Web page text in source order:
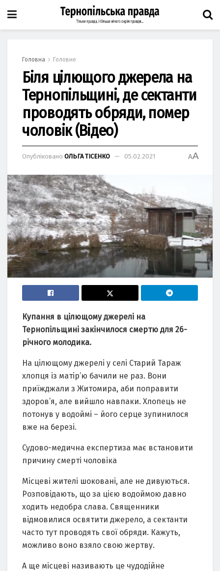
Головна Головне
Біля цілющого джерела на
Тернопільщині, де сектанти
проводять обряди, помер
чоловік (Відео)
Опубліковано ОЛЬГА ТІСЕНКО 05.02.2021 AA
Купання в цілющому джерелі на
Тернопільщині закінчилося смертю для 26-
річного молодика.
На цілющому джерелі у селі Старий Тараж
хлопця із матір’ю бачили не раз. Вони
приїжджали з Житомира, аби поправити
здоров’я, але вийшло навпаки. Хлопець не
потонув у водоймі – його серце зупинилося
вже на березі.
Судово-медична експертиза має встановити
причину смерті чоловіка
Місцеві жителі шоковані, але не дивуються.
Розповідають, що за цією водоймою давно
ходить недобра слава. Священники
відмовилися освятити джерело, а сектанти
часто тут проводять свої обряди. Кажуть,
можливо воно взяло свою жертву.
А ще місцеві називають це чудодійне